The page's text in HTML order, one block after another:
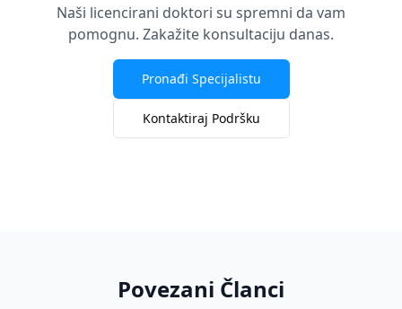
Naši licencirani doktori su spremni da vam
pomognu. Zakažite konsultaciju danas.
Pronađi Specijalistu
Kontaktiraj Podršku
Povezani Članci